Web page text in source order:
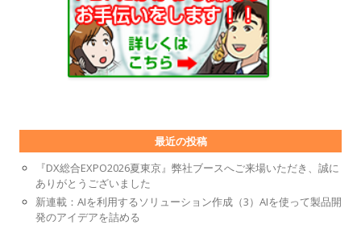
最近の投稿
『DX総合EXPO2026夏東京』弊社ブースへご来場いただき、誠に
ありがとうございました
新連載：AIを利用するソリューション作成（3）AIを使って製品開
発のアイデアを詰める